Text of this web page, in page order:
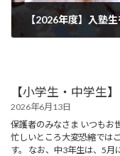
【2026年度】入塾
【小学生・中学生
2026年6月13日
保護者のみなさま いつもお
忙しいところ大変恐縮では
す。 なお、中3年生は、5月